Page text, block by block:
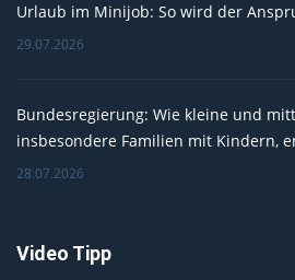
Urlaub im Minijob: So wird der
29.07.2026
Bundesregierung: Wie kleine und
insbesondere Familien mit Kindern,
28.07.2026
Video Tipp